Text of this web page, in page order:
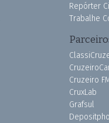
Repórter
Trabalhe
Cruzeiro
CruxLab
Grafsul